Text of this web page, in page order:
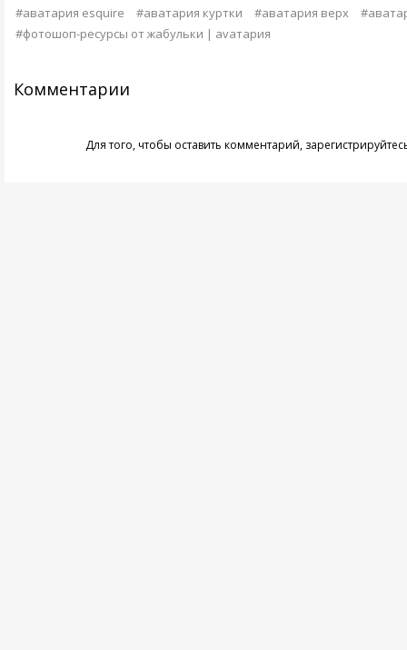
#аватария esquire #аватария куртки #аватария верх
#фотошоп-ресурсы от жабульки | аvaтария
Комментарии
Для того, чтобы оставить комментарий,